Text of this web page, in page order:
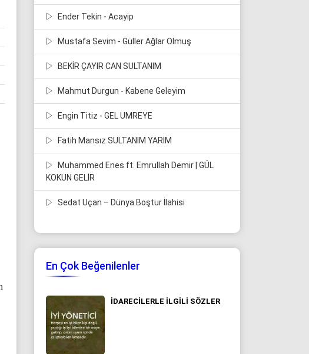
Ender Tekin - Acayip
Mustafa Sevim - Güller Ağlar Olmuş
BEKİR ÇAYIR CAN SULTANIM
Mahmut Durgun - Kabene Geleyim
Engin Titiz - GEL UMREYE
Fatih Mansız SULTANIM YARİM
Muhammed Enes ft. Emrullah Demir | GÜL
KOKUN GELİR
Sedat Uçan – Dünya Boştur İlahisi
En Çok Beğenilenler
IDARECILERLE ILGILI SÖZLER